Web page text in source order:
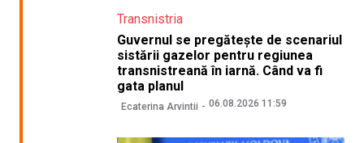
Transnistria
Guvernul se pregătește de scenariul
sistării gazelor pentru regiunea
transnistreană în iarnă. Când va fi
gata planul
Ecaterina Arvintii 06.08.2026 11:59